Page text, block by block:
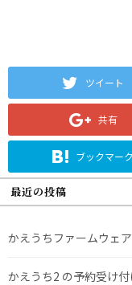
ツイート
共有
ブックマーク
最近の投稿
かえうちファームウェ
かえうち2 の予約受け